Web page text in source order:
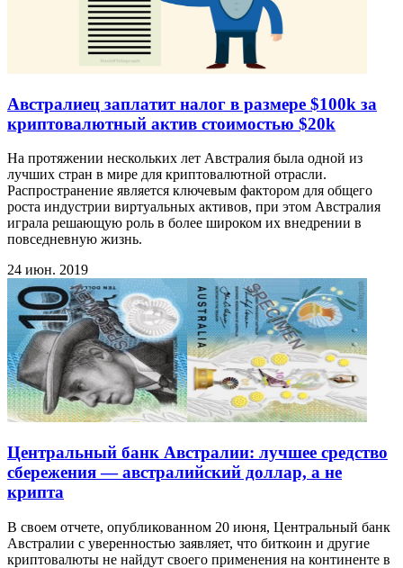
Австралиец заплатит налог в размере $100k за
криптовалютный актив стоимостью $20k
На протяжении нескольких лет Австралия была одной из
лучших стран в мире для криптовалютной отрасли.
Распространение является ключевым фактором для общего
роста индустрии виртуальных активов, при этом Австралия
играла решающую роль в более широком их внедрении в
повседневную жизнь.
24 июн. 2019
Центральный банк Австралии: лучшее средство
сбережения — австралийский доллар, а не
крипта
В своем отчете, опубликованном 20 июня, Центральный банк
Австралии с уверенностью заявляет, что биткоин и другие
криптовалюты не найдут своего применения на континенте в